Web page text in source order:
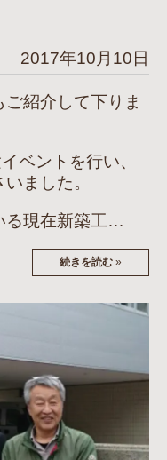
2017年10月10日
紹介して下りま
ベントを行い、
ました。
る現在新築工…
続きを読む »